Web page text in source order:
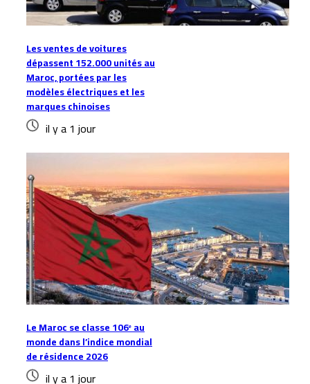
Les ventes de voitures
dépassent 152.000 unités au
Maroc, portées par les
modèles électriques et les
marques chinoises
il y a 1 jour
Le Maroc se classe 106ᵉ au
monde dans l’indice mondial
de résidence 2026
il y a 1 jour